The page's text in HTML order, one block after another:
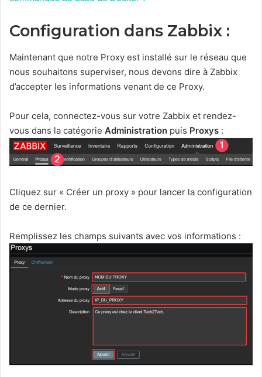
Configuration dans Zabbix :
Maintenant que notre Proxy est installé sur le réseau que
nous souhaitons superviser, nous devons dire à Zabbix
d’accepter les informations venant de ce Proxy.
Pour cela, connectez-vous sur votre Zabbix et rendez-
vous dans la catégorie Administration puis Proxys :
Cliquez sur « Créer un proxy » pour lancer la configuration
de ce dernier.
Remplissez les champs suivants avec vos informations :